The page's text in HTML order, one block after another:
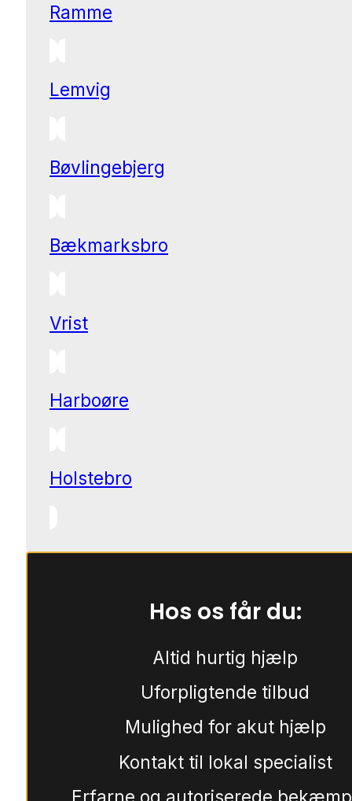
Ramme
Lemvig
Bøvlingebjerg
Bækmarksbro
Vrist
Harboøre
Holstebro
Hos os får du:
Altid hurtig hjælp
Uforpligtende tilbud
Mulighed for akut hjælp
Kontakt til lokal specialist